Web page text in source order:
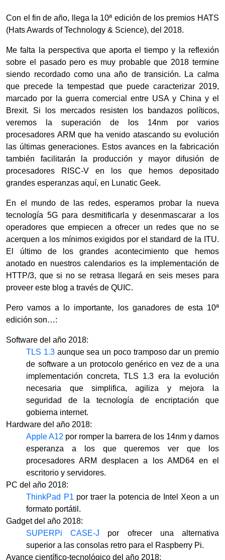
Con el fin de año, llega la 10ª edición de los premios HATS
(Hats Awards of Technology & Science), del 2018.
Me falta la perspectiva que aporta el tiempo y la reflexión
sobre el pasado pero es muy probable que 2018 termine
siendo recordado como una año de transición. La calma
que precede la tempestad que puede caracterizar 2019,
marcado por la guerra comercial entre USA y China y el
Brexit. Si los mercados resisten los bandazos políticos,
veremos la superación de los 14nm por varios
procesadores ARM que ha venido atascando su evolución
las últimas generaciones. Estos avances en la fabricación
también facilitarán la producción y mayor difusión de
procesadores RISC-V en los que hemos depositado
grandes esperanzas aquí, en Lunatic Geek.
En el mundo de las redes, esperamos probar la nueva
tecnología 5G para desmitificarla y desenmascarar a los
operadores que empiecen a ofrecer un redes que no se
acerquen a los mínimos exigidos por el standard de la ITU.
El último de los grandes acontecimiento que hemos
anotado en nuestros calendarios es la implementación de
HTTP/3, que si no se retrasa llegará en seis meses para
proveer este blog a través de QUIC.
Pero vamos a lo importante, los ganadores de esta 10ª
edición son…:
Software del año 2018:
TLS 1.3 aunque sea un poco tramposo dar un premio
de software a un protocolo genérico en vez de a una
implementación concreta, TLS 1.3 era la evolución
necesaria que simplifica, agiliza y mejora la
seguridad de la tecnología de encriptación que
gobierna internet.
Hardware del año 2018:
Apple A12 por romper la barrera de los 14nm y darnos
esperanza a los que queremos ver que los
procesadores ARM desplacen a los AMD64 en el
escritorio y servidores.
PC del año 2018:
ThinkPad P1 por traer la potencia de Intel Xeon a un
formato portátil.
Gadget del año 2018:
SUPERPi CASE-J por ofrecer una alternativa
superior a las consolas retro para el Raspberry Pi.
Avance científico-tecnológico del año 2018: